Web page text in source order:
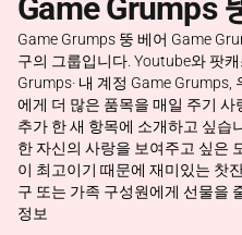
Game Grumps
Game Grumps 뚱 베어 Game
구의 그룹입니다. Youtube와 팟
Grumps· 내 계정 Game
에게 더 많은 품목을 매일 주기
추가 한 새 항목에 소개하고 싶습
한 자신의 사랑을 보여주고 싶은
이 최고이기 때문에 재미있는 찻
구 또는 가족 구성원에게 선물을
정보